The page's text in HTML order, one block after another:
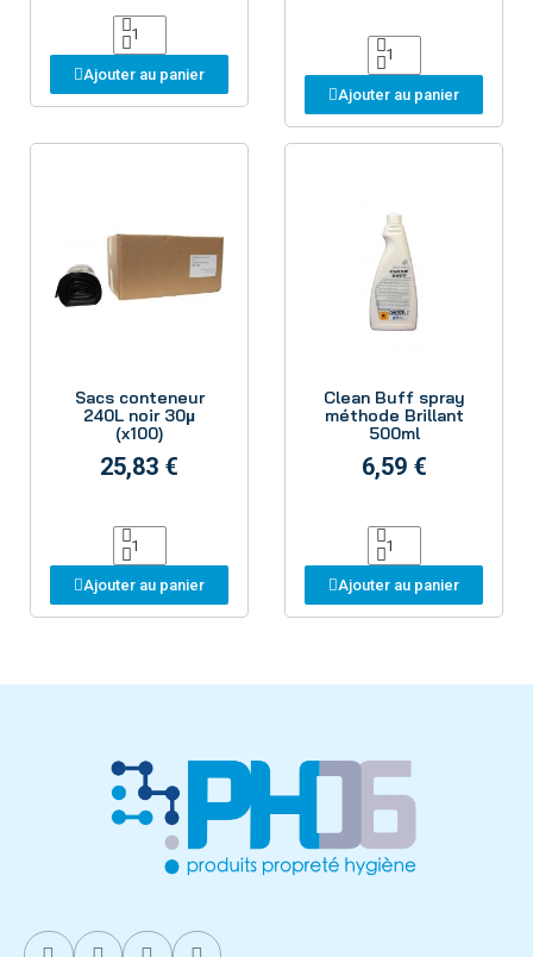
Ajouter au panier
Ajouter au panier
Sacs conteneur
240L noir 30µ
(x100)
25,83 €
Ajouter au panier
Clean Buff spray
méthode Brillant
500ml
6,59 €
Ajouter au panier